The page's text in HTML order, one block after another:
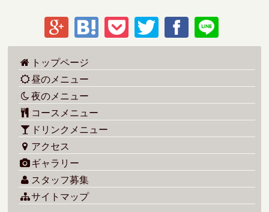
トップページ
昼のメニュー
夜のメニュー
コースメニュー
ドリンクメニュー
アクセス
ギャラリー
スタッフ募集
サイトマップ